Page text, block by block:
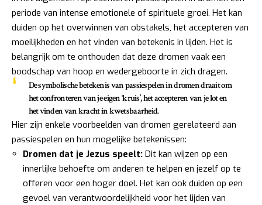
periode van intense emotionele of spirituele groei. Het kan
duiden op het overwinnen van obstakels, het accepteren van
moeilijkheden en het vinden van betekenis in lijden. Het is
belangrijk om te onthouden dat deze dromen vaak een
boodschap van hoop en wedergeboorte in zich dragen.
De symbolische betekenis van passiespelen in dromen draait om
het confronteren van je eigen ‘kruis’, het accepteren van je lot en
het vinden van kracht in kwetsbaarheid.
Hier zijn enkele voorbeelden van dromen gerelateerd aan
passiespelen en hun mogelijke betekenissen:
Dromen dat je Jezus speelt: Dit kan wijzen op een
innerlijke behoefte om anderen te helpen en jezelf op te
offeren voor een hoger doel. Het kan ook duiden op een
gevoel van verantwoordelijkheid voor het lijden van